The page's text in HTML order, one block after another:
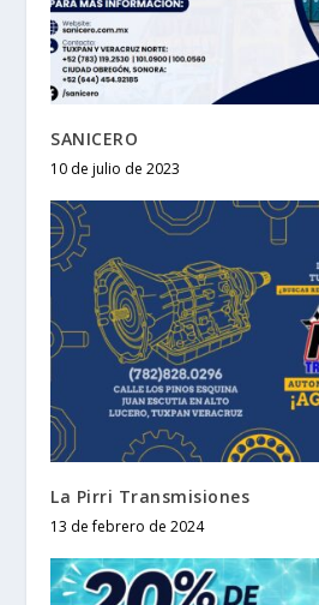
SANICERO
10 de julio de 2023
La Pirri Transmisiones
13 de febrero de 2024